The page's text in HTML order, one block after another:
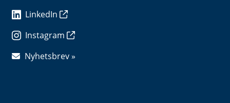
LinkedIn
Instagram
Nyhetsbrev